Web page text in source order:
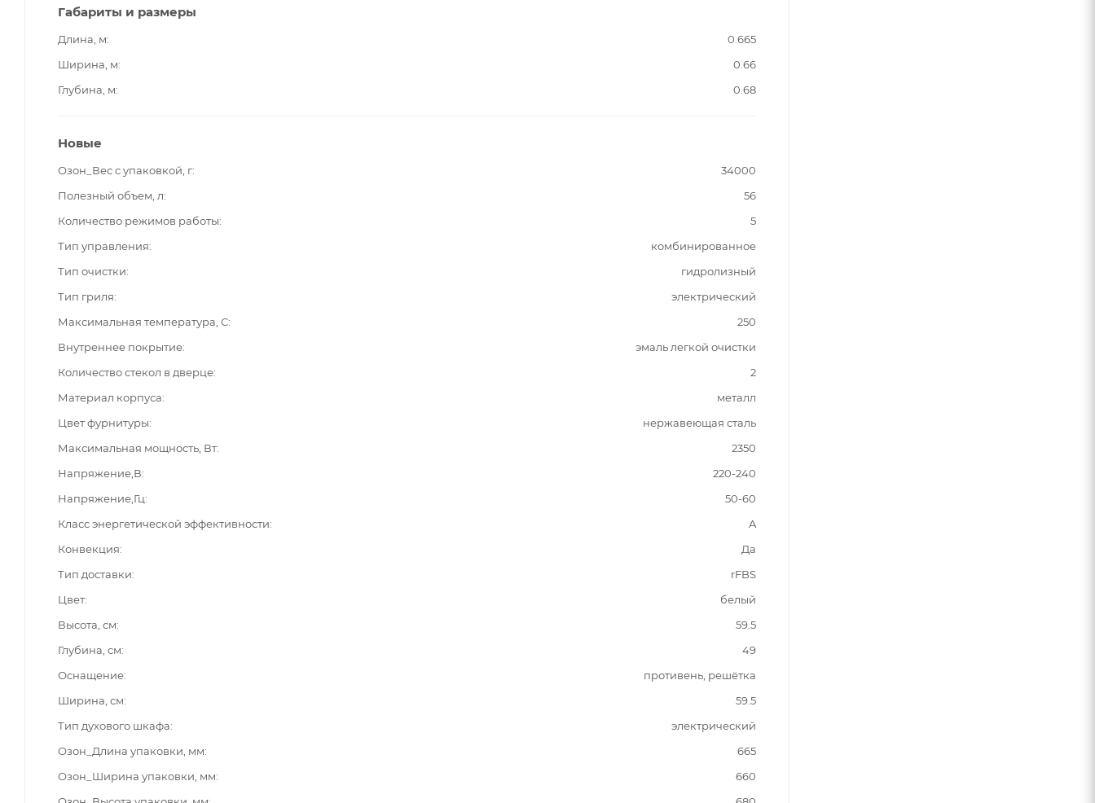
Габариты и размеры
Длина, м
0.665
Ширина, м
0.66
Глубина, м
0.68
Новые
Озон_Вес с упаковкой, г
34000
Полезный объем, л
56
Количество режимов работы
5
Тип управления
комбинированное
Тип очистки
гидролизный
Тип гриля
электрический
Максимальная температура, С
250
Внутреннее покрытие
эмаль легкой очистки
Количество стекол в дверце
2
Материал корпуса
металл
Цвет фурнитуры
нержавеющая сталь
Максимальная мощность, Вт
2350
Напряжение,В
220-240
Напряжение,Гц
50-60
Класс энергетической эффективности
A
Конвекция
Да
Тип доставки
rFBS
Цвет
белый
Высота, см
59.5
Глубина, см
49
Оснащение
противень, решётка
Ширина, см
59.5
Тип духового шкафа
электрический
Озон_Длина упаковки, мм
665
Озон_Ширина упаковки, мм
660